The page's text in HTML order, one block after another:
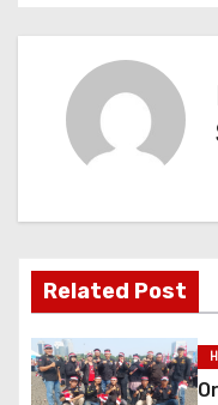
Related Post